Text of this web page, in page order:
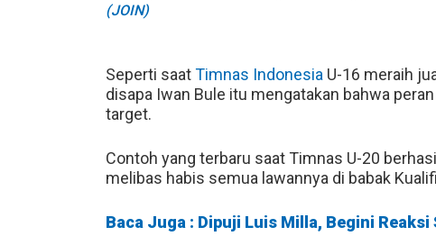
(JOIN)
Seperti saatTimnas Indonesia U-16 meraih
disapa Iwan Bule itu mengatakan bahwa
target.
Contoh yang terbaru saat Timnas U-20
melibas habis semua lawannya di babak
Baca Juga : Dipuji Luis Milla, Begini Reaksi